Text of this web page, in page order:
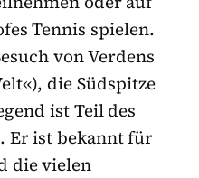
Tennis spielen.
von Verdens
die Südspitze
ist Teil des
. Er ist bekannt für
die vielen